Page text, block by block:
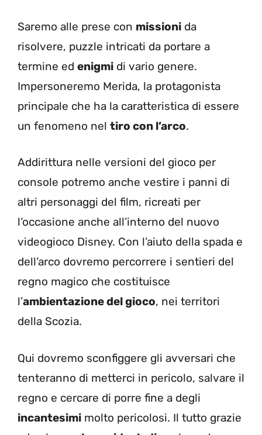
Saremo alle prese con missioni da
risolvere, puzzle intricati da portare a
termine ed enigmi di vario genere.
Impersoneremo Merida, la protagonista
principale che ha la caratteristica di essere
un fenomeno nel tiro con l’arco.
Addirittura nelle versioni del gioco per
console potremo anche vestire i panni di
altri personaggi del film, ricreati per
l’occasione anche all’interno del nuovo
videogioco Disney. Con l’aiuto della spada e
dell’arco dovremo percorrere i sentieri del
regno magico che costituisce
l’ambientazione del gioco, nei territori
della Scozia.
Qui dovremo sconfiggere gli avversari che
tenteranno di metterci in pericolo, salvare il
regno e cercare di porre fine a degli
incantesimi molto pericolosi. Il tutto grazie